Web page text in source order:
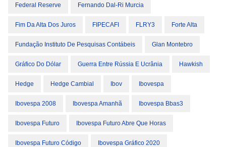
Federal Reserve Fernando Dal-Ri Murcia
Fim Da Alta Dos Juros FIPECAFI FLRY3 Forte Alta
Fundação Instituto De Pesquisas Contábeis Glan Montebro
Gráfico Do Dólar Guerra Entre Rússia E Ucrânia Hawkish
Hedge Hedge Cambial Ibov Ibovespa
Ibovespa 2008 Ibovespa Amanhã Ibovespa Bbas3
Ibovespa Futuro Ibovespa Futuro Abre Que Horas
Ibovespa Futuro Código Ibovespa Gráfico 2020